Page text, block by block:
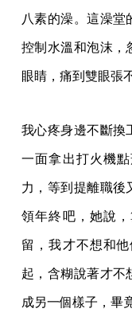
八素的澡。這澡堂
控制水溫和泡沫，
眼睛，痛到雙眼張
我心疼身邊不斷換
一面拿出打火機
力，等到提離職後
領年終吧，她說
留，我才不想和
起，含糊說著才不
成另一個樣子，畢